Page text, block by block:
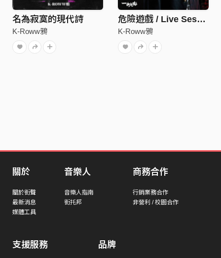
名為寂寞的現代詩
K-Roww鴉
危險遊戲 / Live Session 一曲入魂
K-Roww鴉
關於
關於街聲
最新消息
媒體工具
音樂人
音樂人指南
街托邦
商務合作
行銷業務合作
非營利 / 校園合作
支援服務 品牌